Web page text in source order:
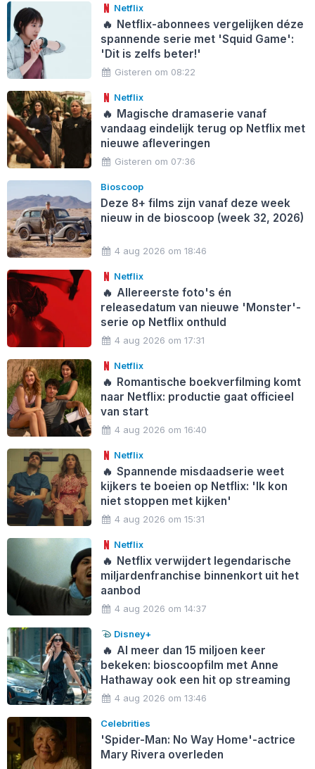
Netflix
🔥 Netflix-abonnees vergelijken déze
spannende serie met 'Squid Game':
'Dit is zelfs beter!'
Gisteren om 08:22
Netflix
🔥 Magische dramaserie vanaf
vandaag eindelijk terug op Netflix met
nieuwe afleveringen
Gisteren om 07:36
Bioscoop
Deze 8+ films zijn vanaf deze week
nieuw in de bioscoop (week 32, 2026)
4 aug 2026 om 18:46
Netflix
🔥 Allereerste foto's én
releasedatum van nieuwe 'Monster'-
serie op Netflix onthuld
4 aug 2026 om 17:31
Netflix
🔥 Romantische boekverfilming komt
naar Netflix: productie gaat officieel
van start
4 aug 2026 om 16:40
Netflix
🔥 Spannende misdaadserie weet
kijkers te boeien op Netflix: 'Ik kon
niet stoppen met kijken'
4 aug 2026 om 15:31
Netflix
🔥 Netflix verwijdert legendarische
miljardenfranchise binnenkort uit het
aanbod
4 aug 2026 om 14:37
Disney+
🔥 Al meer dan 15 miljoen keer
bekeken: bioscoopfilm met Anne
Hathaway ook een hit op streaming
4 aug 2026 om 13:46
Celebrities
'Spider-Man: No Way Home'-actrice
Mary Rivera overleden